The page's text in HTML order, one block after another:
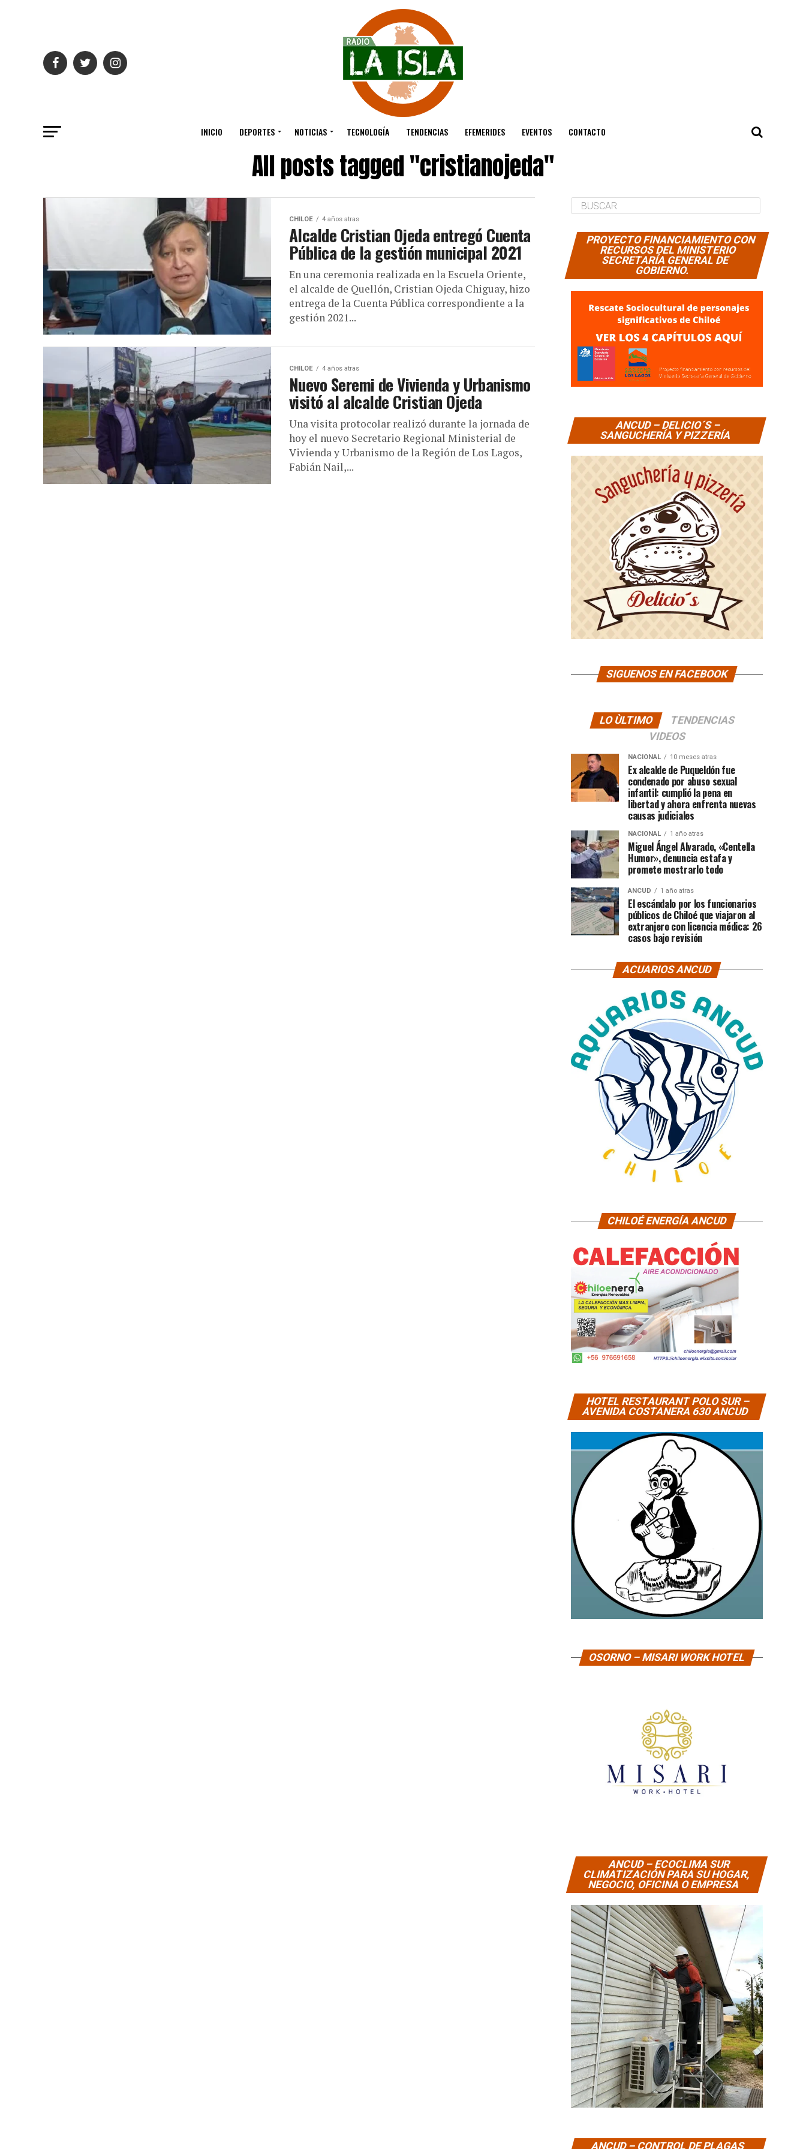
INICIO DEPORTES NOTICIAS TECNOLOGÍA TENDENCIAS EFEMERIDES EVENTOS CONTACTO
All posts tagged "cristianojeda"
CHILOE 4 años atras
Alcalde Cristian Ojeda entregó Cuenta
Pública de la gestión municipal 2021
En una ceremonia realizada en la Escuela Oriente,
el alcalde de Quellón, Cristian Ojeda Chiguay, hizo
entrega de la Cuenta Pública correspondiente a la
gestión 2021...
CHILOE 4 años atras
Nuevo Seremi de Vivienda y Urbanismo
visitó al alcalde Cristian Ojeda
Una visita protocolar realizó durante la jornada de
hoy el nuevo Secretario Regional Ministerial de
Vivienda y Urbanismo de la Región de Los Lagos,
Fabián Nail,...
PROYECTO FINANCIAMIENTO CON
RECURSOS DEL MINISTERIO
SECRETARÍA GENERAL DE
GOBIERNO.
ANCUD – DELICIO´S –
SANGUCHERÍA Y PIZZERÍA
SIGUENOS EN FACEBOOK
LO ÙLTIMO
TENDENCIAS
VIDEOS
NACIONAL 10 meses atras
Ex alcalde de Puqueldón fue
condenado por abuso sexual
infantil: cumplió la pena en
libertad y ahora enfrenta nuevas
causas judiciales
NACIONAL 1 año atras
Miguel Ángel Alvarado, «Centella
Humor», denuncia estafa y
promete mostrarlo todo
ANCUD 1 año atras
El escándalo por los funcionarios
públicos de Chiloé que viajaron al
extranjero con licencia médica: 26
casos bajo revisión
ACUARIOS ANCUD
CHILOÉ ENERGÍA ANCUD
HOTEL RESTAURANT POLO SUR –
AVENIDA COSTANERA 630 ANCUD
OSORNO – MISARI WORK HOTEL
ANCUD – ECOCLIMA SUR
CLIMATIZACIÓN PARA SU HOGAR,
NEGOCIO, OFICINA O EMPRESA
ANCUD – CONTROL DE PLAGAS